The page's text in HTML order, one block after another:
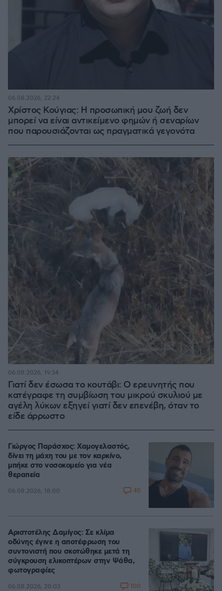
Χρίστος Κούγιας: Η προσωπική μου ζωή δεν
μπορεί να είναι αντικείμενο φημών ή σεναρίων
που παρουσιάζονται ως πραγματικά γεγονότα
06.08.2026, 22:24
Γιατί δεν έσωσα το κουτάβι: Ο ερευνητής που
κατέγραφε τη συμβίωση του μικρού σκυλιού με
αγέλη λύκων εξηγεί γιατί δεν επενέβη, όταν το
είδε άρρωστο
06.08.2026, 19:34
Γιώργος Παράσχος: Χαμογελαστός,
δίνει τη μάχη του με τον καρκίνο,
μπήκε στο νοσοκομείο για νέα
θεραπεία
06.08.2026, 18:00 40
Αριστοτέλης Δαμίγος: Σε κλίμα
οδύνης έγινε η αποτέφρωση του
συντονιστή που σκοτώθηκε μετά τη
σύγκρουση ελικοπτέρων στην Ψάθα,
φωτογραφίες
06.08.2026, 20:03 100